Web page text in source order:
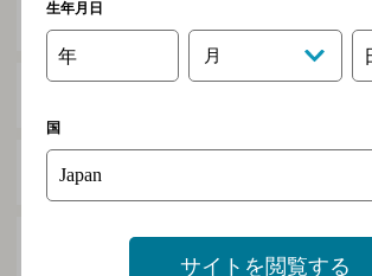
東五条
東六条
生年月日
年 月
国
サイトを閲覧する